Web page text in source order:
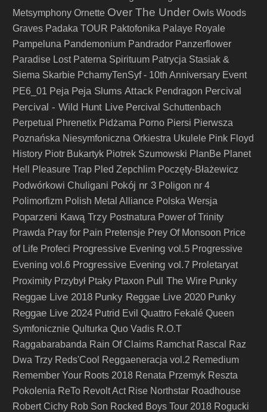
Metsymphony Ornette Over The Under Owls Woods
Graves Padaka TOUR Paktofonika Palaye Royale
Pampeluna Pandemonium Pandrador Panzerflower
Paradise Lost Paterna Spirituum Patrycja Stasiak &
Siema Skarbie PchamyTenSyf - 10th Anniversary Event
PE6_01 Peja Peja Slums Attack Pendragon Percival
Percival - Wild Hunt Live Percival Schuttenbach
Perpetual
Phrenetix Pidżama Porno Piersi Pierwsza
Poznańska Niesymfoniczna Orkiestra Ukulele Pink Floyd
History Piotr Bukartyk Piotrek Szumowski PlanBe Planet
Hell
Pleasure Trap Pled Zepchlim Poczęty-Błażewicz
Podwórkowi Chuligani Pokój nr 3 Poligon nr 4
Polimorfizm Polish Metal Alliance Polska Wersja
Poparzeni Kawą Trzy Postnatura Power of Trinity
Prawda Pray for Pain Pretensje Prey Of Monsoon Price
of Life Profeci Progressive Evening vol.5 Progressive
Evening vol.6 Progressive Evening vol.7 Proletaryat
Proximity Przybył Ptaky Ptaxon Pull The Wire Punky
Reggae Live 2018 Punky Reggae Live 2020 Punky
Reggae Live 2024 Putrid Evil Quattro Fekalé Queen
Symfonicznie Qulturka Quo Vadis R.O.T
Raggabarabanda Rain Of Claims Ramchat Rascal
Raz
Dwa Trzy Reds'Cool Reggaeneracja vol.2 Remedium
Remember Your Roots 2018 Renata Przemyk Reszta
Pokolenia ReTo Revolt Act Rise Northstar Roadhouse
Robert Cichy Rob Son Rocked Boys Tour 2018 Rogucki